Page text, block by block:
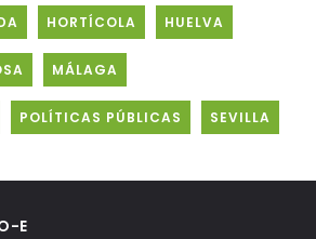
HORTÍCOLA HUELVA
MÁLAGA
POLÍTICAS PÚBLICAS SEVILLA
E